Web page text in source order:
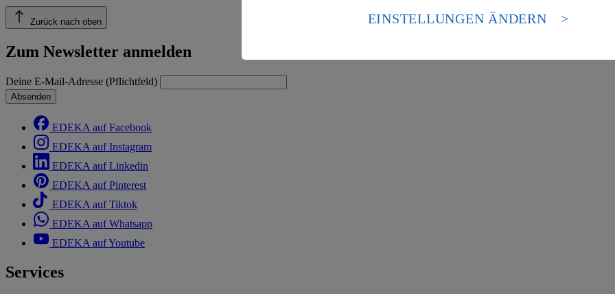
Zurück nach oben
Zum Newsletter anmelden
Deine E-Mail-Adresse (Pflichtfeld)
Absenden
EDEKA auf Facebook
EDEKA auf Instagram
EDEKA auf Linkedin
EDEKA auf Pinterest
EDEKA auf Tiktok
EDEKA auf Whatsapp
EDEKA auf Youtube
Services
Risiko eines Zugriffs durch US-amerikanische Behörden.
EINSTELLUNGEN ÄNDERN